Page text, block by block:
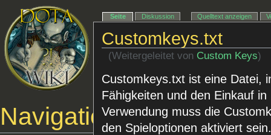
Customkeys.txt
(Weitergeleitet von Custom Keys)
Customkeys.txt ist eine Datei,
Fähigkeiten und den Einkauf
Verwendung muss die
den Spieloptionen aktiviert
Navigationsmenü
Seite Diskussion Quelltext anzeigen